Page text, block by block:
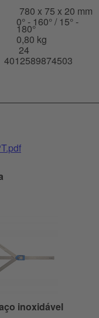
780 x 75 x 20 mm
0° - 160° / 15° -
180°
0,80 kg
24
4012589874503
inoxidável